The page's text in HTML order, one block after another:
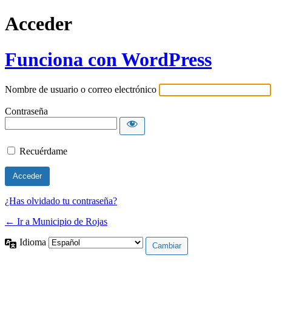
Acceder
Funciona con WordPress
Nombre de usuario o correo electrónico
Contraseña
Recuérdame
¿Has olvidado tu contraseña?
← Ir a Municipio de Rojas
Idioma